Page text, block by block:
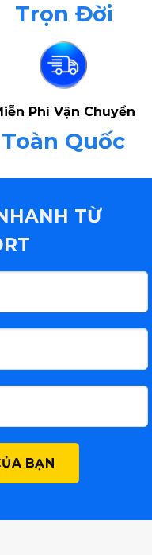
Trọn Đời
Phí Vận Chuyển
Toàn Quốc
TỪ